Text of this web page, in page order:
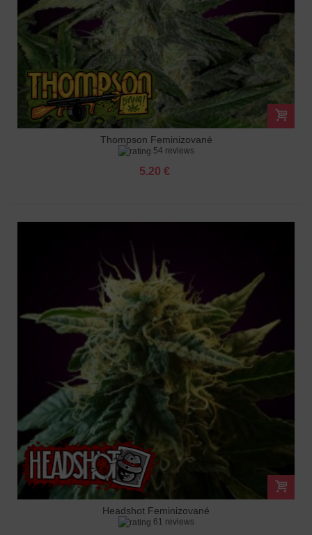
Thompson Feminizované
54 reviews
5.20 €
Headshot Feminizované
61 reviews